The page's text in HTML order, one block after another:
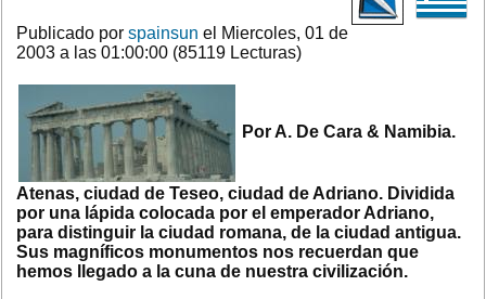
Publicado por spainsun el Miercoles, 01 de
2003 a las 01:00:00 (85119 Lecturas)
Por A. De Cara & Namibia.
Atenas, ciudad de Teseo, ciudad de Adriano. Dividida
por una lápida colocada por el emperador Adriano,
para distinguir la ciudad romana, de la ciudad antigua.
Sus magníficos monumentos nos recuerdan que
hemos llegado a la cuna de nuestra civilización.